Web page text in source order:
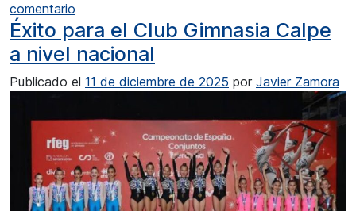
comentario
Éxito para el Club Gimnasia Calpe
a nivel nacional
Publicado el 11 de diciembre de 2025 por Javier Zamora